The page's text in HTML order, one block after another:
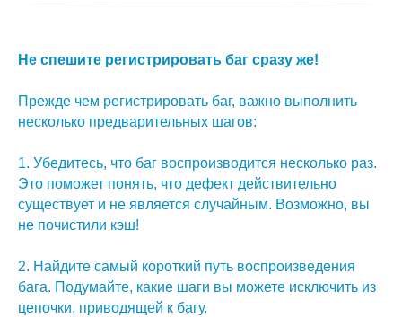
Не спешите регистрировать баг сразу же!
Прежде чем регистрировать баг, важно выполнить
несколько предварительных шагов:
1. Убедитесь, что баг воспроизводится несколько раз.
Это поможет понять, что дефект действительно
существует и не является случайным. Возможно, вы
не почистили кэш!
2. Найдите самый короткий путь воспроизведения
бага. Подумайте, какие шаги вы можете исключить из
цепочки, приводящей к багу.